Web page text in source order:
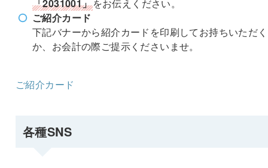
「2031001」をお伝えください。
ご紹介カード
下記バナーから紹介カードを印刷してお持ちいただく
か、お会計の際ご提示くださいませ。
ご紹介カード
各種SNS